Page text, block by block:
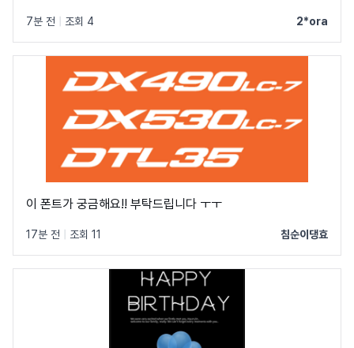
7분 전 조회 4 2*ora
이 폰트가 궁금해요!! 부탁드립니다 ㅜㅜ
17분 전 조회 11 침순이댕효